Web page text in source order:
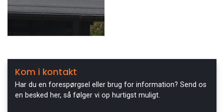
Kom i kontakt
Har du en forespørgsel eller brug for information? Send os
en besked her, så følger vi op hurtigst muligt.